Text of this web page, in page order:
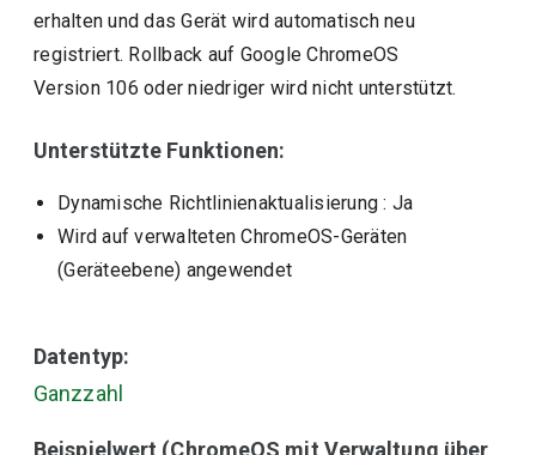
erhalten und das Gerät wird automatisch neu
registriert. Rollback auf Google ChromeOS
Version 106 oder niedriger wird nicht unterstützt.
Unterstützte Funktionen:
Dynamische Richtlinienaktualisierung : Ja
Wird auf verwalteten ChromeOS-Geräten
(Geräteebene) angewendet
Datentyp:
Ganzzahl
Beispielwert (ChromeOS mit Verwaltung über